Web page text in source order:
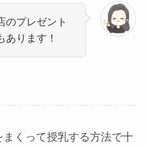
のプレゼント
あります！
くって授乳する方法で十